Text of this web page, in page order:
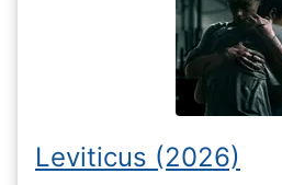
Leviticus (2026)